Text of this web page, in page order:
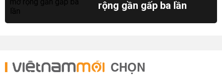
rộng gần gấp ba lần
CHỌN